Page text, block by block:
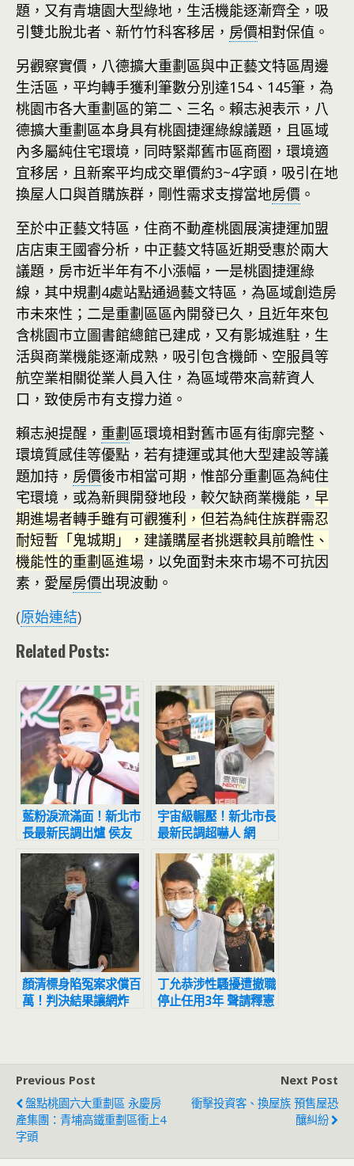
題，又有青塘園大型綠地，生活機能逐漸齊全，吸
引雙北脫北者、新竹竹科客移居， 房價相對保值。
另觀察實價，八德擴大重劃區與中正藝文特區周邊
生活區，平均轉手獲利筆數分別達154、145筆，為
桃園市各大重劃區的第二、三名。賴志昶表示，八
德擴大重劃區本身具有桃園捷運綠線議題，且區域
內多屬純住宅環境，同時緊鄰舊市區商圈，環境適
宜移居，且新案平均成交單價約3~4字頭，吸引在地
換屋人口與首購族群，剛性需求支撐當地房價 。
至於中正藝文特區，住商不動產桃園展演捷運加盟
店店東王國睿分析，中正藝文特區近期受惠於兩大
議題，房市近半年有不小漲幅，一是桃園捷運綠
線，其中規劃4處站點通過藝文特區，為區域創造房
市未來性；二是重劃區區內開發已久，且近年來包
含桃園市立圖書館總館已建成，又有影城進駐，生
活與商業機能逐漸成熟，吸引包含機師、空服員等
航空業相關從業人員入住，為區域帶來高薪資人
口，致使房市有支撐力道。
賴志昶提醒， 重劃區環境相對舊市區有街廓完整、
環境質感佳等優點，若有捷運或其他大型建設等議
題加持， 房價後市相當可期，惟部分重劃區為純住
宅環境，或為新興開發地段，較欠缺商業機能， 早
期進場者轉手雖有可觀獲利，但若為純住族群需忍
耐短暫「鬼城期」，建議購屋者挑選較具前瞻性、
機能性的重劃區進場 ，以免面對未來市場不可抗因
素，愛屋房價出現波動。
(原始連結)
Related Posts:
藍粉淚流滿面！新北市
長最新民調出爐 侯友
宜超震撼
宇宙級輾壓！新北市長
最新民調超嚇人 網
驚：滅亡計畫開始
顏清標身陷冤案求償百
萬！判決結果讓網炸
丁允恭涉性騷擾遭撤職
停止任用3年 聲請釋憲
Previous Post
盤點桃園六大重劃區 永慶房
產集團：青埔高鐵重劃區衝上4
字頭
Next Post
衝擊投資客、換屋族 預售屋恐
釀糾紛